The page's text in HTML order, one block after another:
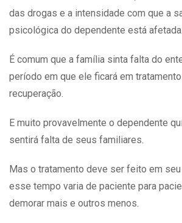
das drogas e a intensidade com que a
psicológica do dependente está afetada.
É comum que a família sinta falta do
período em que ele ficará em
recuperação.
E muito provavelmente o dependente
sentirá falta de seus familiares.
Mas o tratamento deve ser feito em
esse tempo varia de paciente para
demorar mais e outros menos.